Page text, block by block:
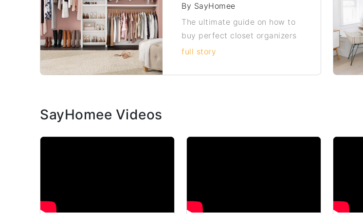
By SayHomee
The ultimate guide on how to
buy perfect closet organizers
for a small closet to keep it
storage space.
full story
SayHomee Videos